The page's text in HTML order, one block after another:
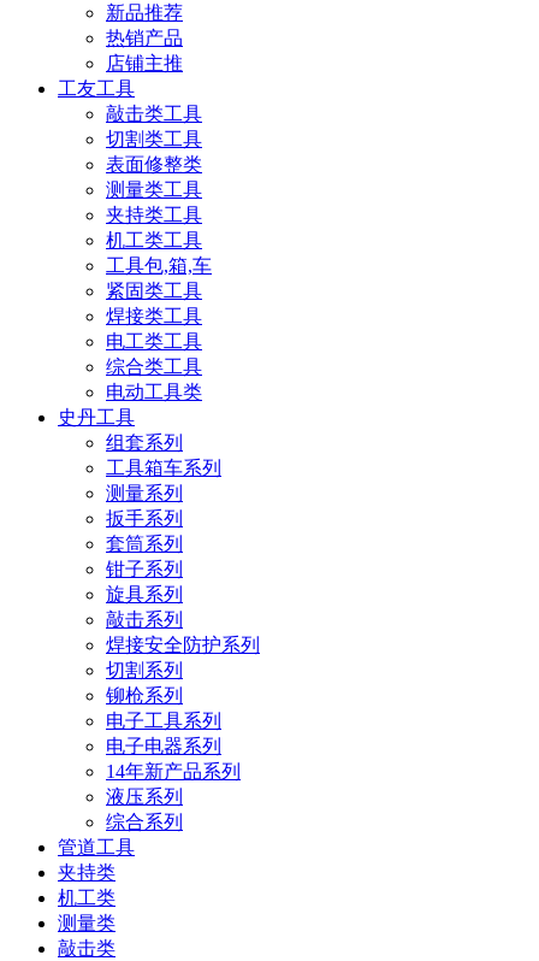
新品推荐
热销产品
店铺主推
工友工具
敲击类工具
切割类工具
表面修整类
测量类工具
夹持类工具
机工类工具
工具包,箱,车
紧固类工具
焊接类工具
电工类工具
综合类工具
电动工具类
史丹工具
组套系列
工具箱车系列
测量系列
扳手系列
套筒系列
钳子系列
旋具系列
敲击系列
焊接安全防护系列
切割系列
铆枪系列
电子工具系列
电子电器系列
14年新产品系列
液压系列
综合系列
管道工具
夹持类
机工类
测量类
敲击类